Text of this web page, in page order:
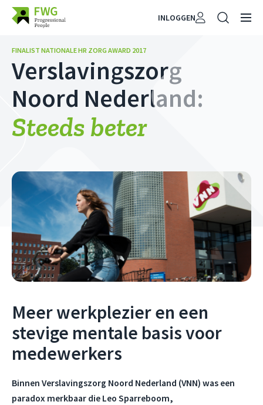
INLOGGEN
FINALIST NATIONALE HR ZORG AWARD 2017
Verslavingszorg
Noord Nederland:
Steeds beter
Meer werkplezier en een
stevige mentale basis voor
medewerkers
Binnen Verslavingszorg Noord Nederland (VNN) was een
paradox merkbaar die Leo Sparreboom,